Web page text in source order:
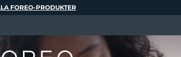
FOREO-PRODUKTER